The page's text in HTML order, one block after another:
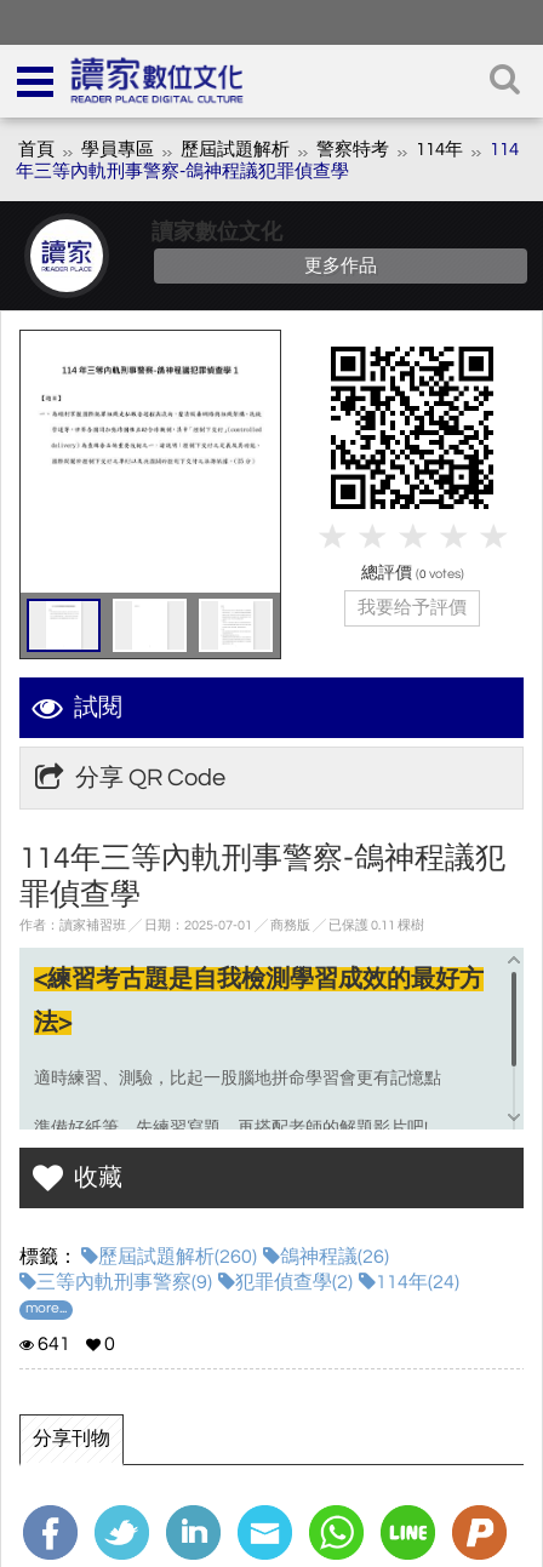
首頁 學員專區 歷屆試題解析 警察特考 114年
114
年三等內軌刑事警察-鴿神程議犯罪偵查學
讀家數位文化
更多作品
試閱
分享 QR Code
114年三等內軌刑事警察-鴿神程議犯
罪偵查學
作者：讀家補習班 ╱ 日期：2025-07-01 ╱ 商務版 ╱ 已保護 0.11 棵樹
<練習考古題是自我檢測學習成效的最好方
法>
適時練習、測驗，比起一股腦地拼命學習會更有記憶點
準備好紙筆，先練習寫題，再搭配老師的解題影片吧!
考選部試題連結☞
收藏
標籤： 歷屆試題解析(260)
鴿神程議(26)
三等內軌刑事警察(9)
犯罪偵查學(2) 114年(24)
more...
641 0
分享刊物
總評價 (0 votes)
我要给予評價